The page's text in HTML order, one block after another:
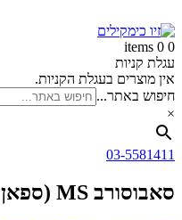
לתוכן
כימקילים
0
0 items
עגלת קניות
אין מוצרים בעגלת הקניות.
חיפוש באתר...
×
03-5581411
סאבוסורב MS (ספאן 60)